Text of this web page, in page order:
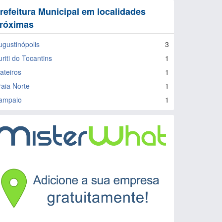
Municipal em localidades
3
do Tocantins
1
1
Norte
1
1